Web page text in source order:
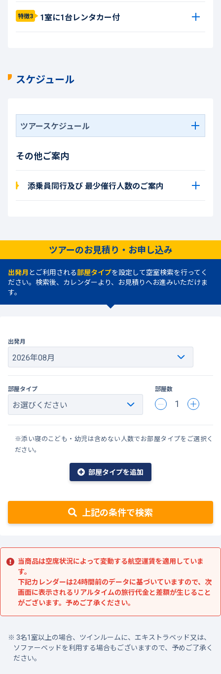
特徴3 1室に1台レンタカー付
スケジュール
ツアースケジュール
その他ご案内
添乗員同行及び 最少催行人数のご案内
ツアーのお見積り・お申し込み
出発月 とご利用される部屋タイプを設定して空室検索を行ってく
ださい。検索後、カレンダーより、お見積りへお進みいただけま
す。
出発月
部屋タイプ 部屋数
1
※添い寝のこども・幼児は含めない人数でお部屋タイプをご選択く
ださい。
部屋タイプを追加
上記の条件で検索
当商品は空席状況によって変動する航空運賃を適用していま
す。
下記カレンダーは24時間前のデータに基づいていますので、次
画面に表示されるリアルタイムの旅行代金と差額が生じること
がございます。予めご了承ください。
3名1室以上の場合、ツインルームに、エキストラベッド又は、
ソファーベッドを利用する場合もございますので、予めご了承く
ださい。